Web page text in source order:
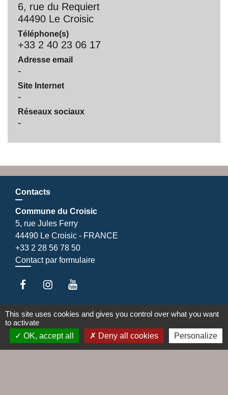
6, rue du Requiert
44490 Le Croisic
Téléphone(s)
+33 2 40 23 06 17
Adresse email
-
Site Internet
-
Réseaux sociaux
-
Contacts
Commune du Croisic
5, rue Jules Ferry
44490 Le Croisic - FRANCE
+33 2 28 56 78 50
Contact par formulaire
Liens
Agence EDF
This site uses cookies and gives you control over what you want
to activate
OK, accept all
Deny all cookies Personalize